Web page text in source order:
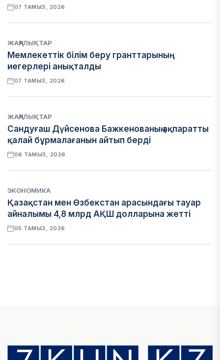
07 ТАМЫЗ, 2026
ЖАҢАЛЫҚТАР
Мемлекеттік білім беру гранттарының
иегерлері анықталды
07 ТАМЫЗ, 2026
ЖАҢАЛЫҚТАР
Сандуғаш Дүйсенова Бажкенованың ақпаратты
қалай бұрмалағанын айтып берді
06 ТАМЫЗ, 2026
ЭКОНОМИКА
Қазақстан мен Өзбекстан арасындағы тауар
айналымы 4,8 млрд АҚШ долларына жетті
05 ТАМЫЗ, 2026
БИЛІК